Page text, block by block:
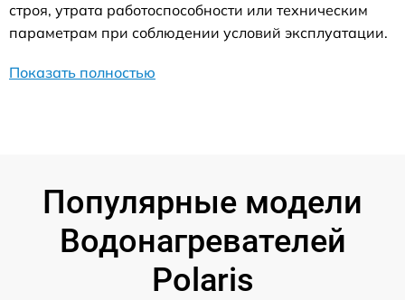
строя, утрата работоспособности или техническим
параметрам при соблюдении условий эксплуатации.
Показать полностью
Популярные модели
Водонагревателей
Polaris